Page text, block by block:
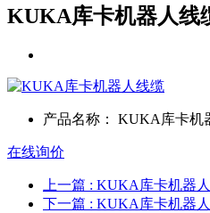
KUKA库卡机器人线
产品名称： KUKA库卡机
在线询价
上一篇 : KUKA库卡机器
下一篇 : KUKA库卡机器